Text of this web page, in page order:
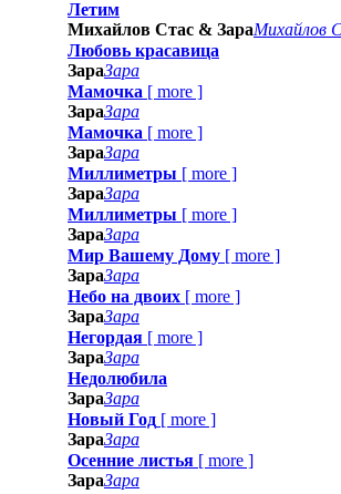
Летим
Михайлов Стас & ЗараМихайлов
Любовь красавица
ЗараЗара
Мамочка [ more ]
ЗараЗара
Мамочка [ more ]
ЗараЗара
Миллиметры [ more ]
ЗараЗара
Миллиметры [ more ]
ЗараЗара
Мир Вашему Дому [ more ]
ЗараЗара
Небо на двоих [ more ]
ЗараЗара
Негордая [ more ]
ЗараЗара
Недолюбила
ЗараЗара
Новый Год [ more ]
ЗараЗара
Осенние листья [ more ]
ЗараЗара